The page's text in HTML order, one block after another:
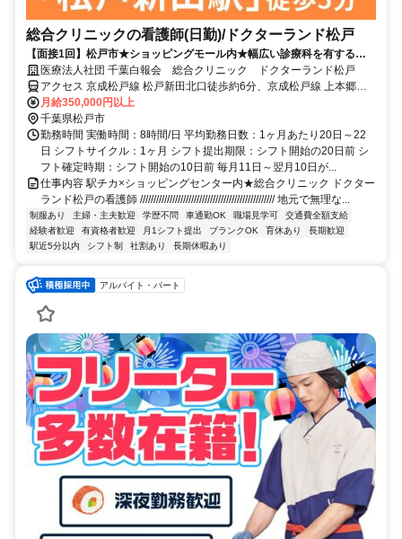
総合クリニックの看護師(日勤)/ドクターランド松戸
【面接1回】松戸市★ショッピングモール内★幅広い診療科を有する総
合クリニック★30代～50代の採用実績も多数！
医療法人社団 千葉白報会 総合クリニック ドクターランド松戸
アクセス 京成松戸線 松戸新田北口徒歩約6分、京成松戸線 上本郷北
口徒歩約6分、京成松戸線 みのり台北口徒歩約12分 新京成線「松戸
新田駅」より徒歩5分
月給350,000円以上
千葉県松戸市
勤務時間 実働時間：8時間/日 平均勤務日数：1ヶ月あたり20日～22
日 シフトサイクル：1ヶ月 シフト提出期限：シフト開始の20日前 シ
フト確定時期：シフト開始の10日前 毎月11日～翌月10日が...
仕事内容 駅チカ×ショッピングセンター内★総合クリニック ドクター
ランド松戸の看護師 ////////////////////////////////////////////////// 地元で無理な...
制服あり 主婦・主夫歓迎 学歴不問 車通勤OK 職場見学可
交通費全額支給
経験者歓迎
有資格者歓迎 月1シフト提出 ブランクOK 育休あり
長期歓迎
駅近5分以内
シフト制 社割あり 長期休暇あり
アルバイト・パート